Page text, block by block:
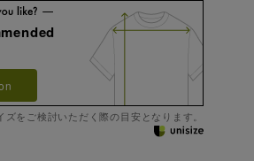
ズをご検討いただく際の目安となります。